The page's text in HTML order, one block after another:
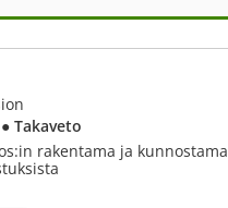
● Takaveto
rakentama ja